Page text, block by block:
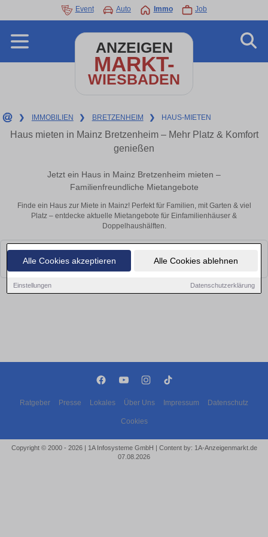
Alle Cookies akzeptieren Alle Cookies ablehnen
Einstellungen Datenschutzerklärung
Event Auto Immo Job
ANZEIGEN
MARKT-
WIESBADEN
❯ IMMOBILIEN ❯ BRETZENHEIM ❯ HAUS-MIETEN
Haus mieten in Mainz Bretzenheim – Mehr Platz & Komfort
genießen
Jetzt ein Haus in Mainz Bretzenheim mieten –
Familienfreundliche Mietangebote
Finde ein Haus zur Miete in Mainz! Perfekt für Familien, mit Garten & viel
Platz – entdecke aktuelle Mietangebote für Einfamilienhäuser &
Doppelhaushälften.
Leider konnten wir derzeit keine passenden Objekte finden. Schauen Sie
bald wieder vorbei!
Ratgeber Presse Lokales Über Uns Impressum Datenschutz
Cookies
Copyright © 2000 - 2026 | 1A Infosysteme GmbH | Content by: 1A-Anzeigenmarkt.de
07.08.2026